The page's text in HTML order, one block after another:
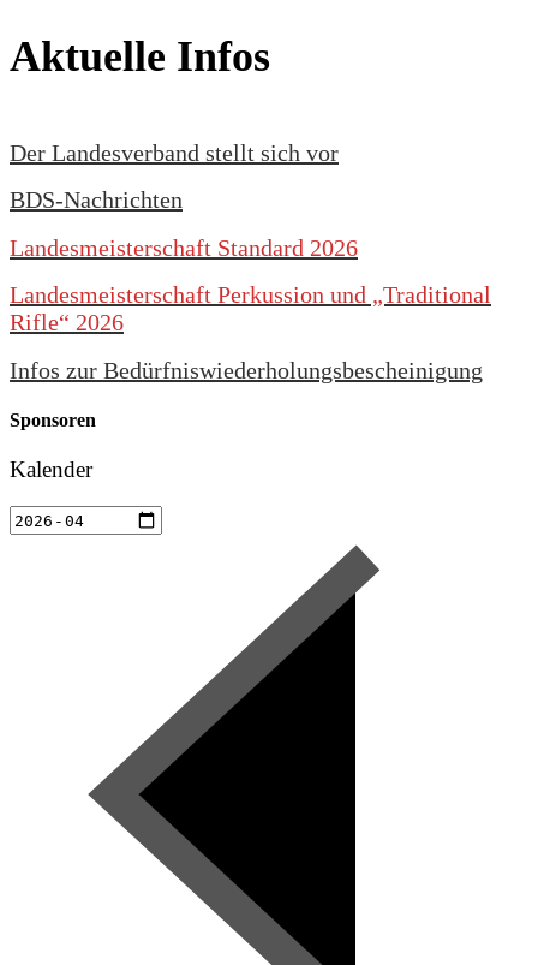
Aktuelle Infos
Der Landesverband stellt sich vor
BDS-Nachrichten
Landesmeisterschaft Standard 2026
Landesmeisterschaft Perkussion und „Traditional
Rifle“ 2026
Infos zur Bedürfniswiederholungsbescheinigung
Sponsoren
Kalender